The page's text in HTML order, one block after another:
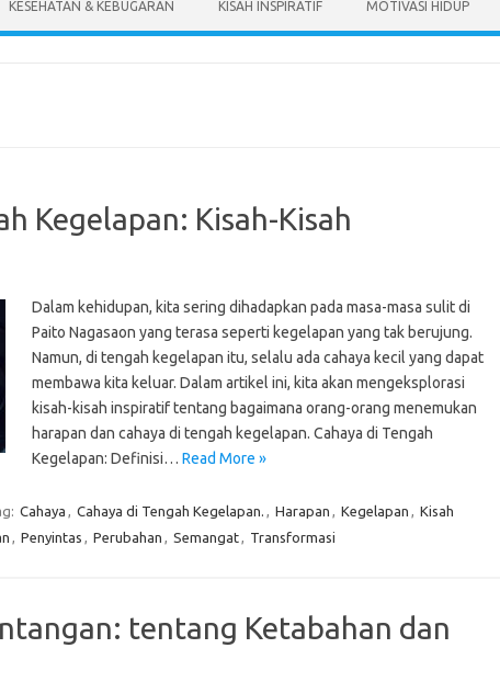
KESEHATAN & KEBUGARAN KISAH INSPIRATIF MOTIVASI HIDUP
Kegelapan: Kisah-Kisah
Dalam kehidupan, kita sering dihadapkan pada masa-masa sulit di
Paito Nagasaon yang terasa seperti kegelapan yang tak berujung.
Namun, di tengah kegelapan itu, selalu ada cahaya kecil yang dapat
membawa kita keluar. Dalam artikel ini, kita akan mengeksplorasi
kisah-kisah inspiratif tentang bagaimana orang-orang menemukan
harapan dan cahaya di tengah kegelapan. Cahaya di Tengah
Kegelapan: Definisi… Read More »
Cahaya , Cahaya di Tengah Kegelapan. , Harapan , Kegelapan , Kisah
, Penyintas , Perubahan , Semangat, Transformasi
tentang Ketabahan dan